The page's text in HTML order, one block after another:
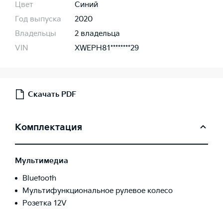
Цвет
Синий
Год выпуска
2020
Владельцы
2 владельца
VIN
XWEPH81********29
Скачать PDF
Комплектация
Мультимедиа
Bluetooth
Мультифункциональное рулевое колесо
Розетка 12V